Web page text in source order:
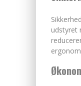
udstyret